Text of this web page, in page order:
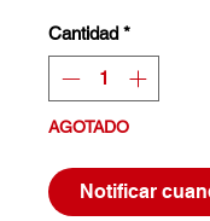
Cantidad *
AGOTADO
Notificar